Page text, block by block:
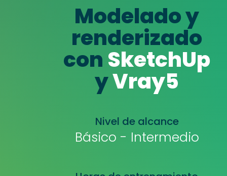
Modelado y
renderizado
con SketchUp
yVray5
Nivel de alcance
Básico - Intermedio